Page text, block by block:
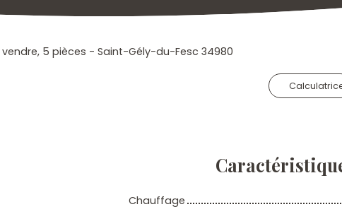
5 pièces - Saint-Gély-du-Fesc 34980
Chauffage